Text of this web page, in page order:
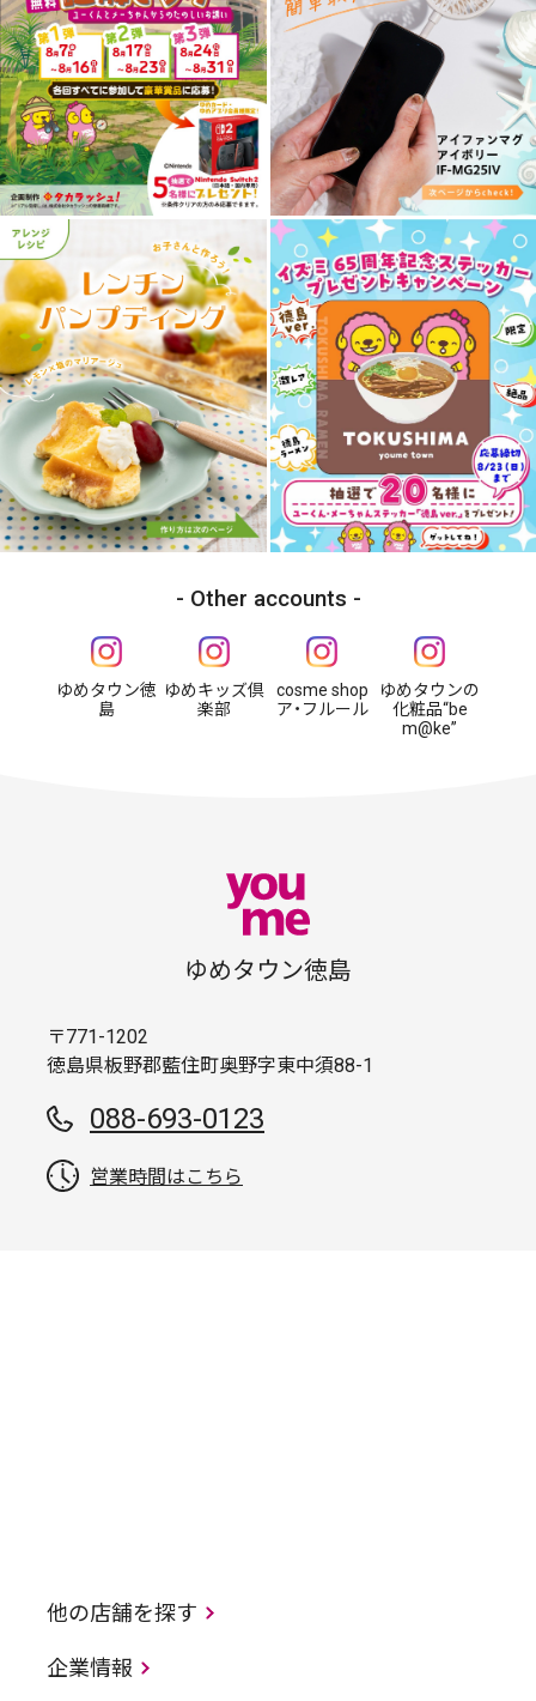
Other accounts
ゆめタウン徳
島
ゆめキッズ倶
楽部
cosme shop
ア・フルール
ゆめタウンの
化粧品“be
m@ke”
ゆめタウン徳島
〒771-1202
徳島県板野郡藍住町奥野字東中須88-1
088-693-0123
営業時間はこちら
他の店舗を探す
企業情報